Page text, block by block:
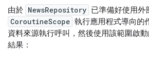
由於 NewsRepository 已準備好使用外
CoroutineScope 執行應用程式導向的
資料來源執行呼叫，然後使用該範圍啟
結果：